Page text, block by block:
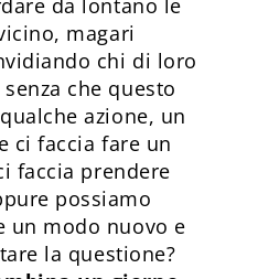
magari
chi di loro
che questo
azione, un
ci faccia fare un
faccia prendere
possiamo
un modo nuovo e
la questione?